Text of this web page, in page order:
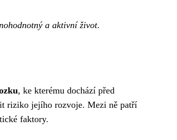
a aktivní život.
, ke kterému dochází před
riziko jejího rozvoje. Mezi ně patří
faktory.